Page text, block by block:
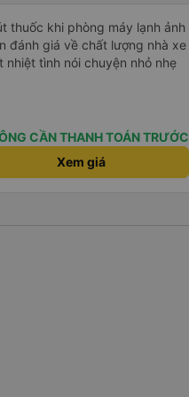
thuốc khi phòng máy lạnh ảnh
tình nói chuyện nhỏ nhẹ
CẦN THANH TOÁN TRƯỚC
Xem giá